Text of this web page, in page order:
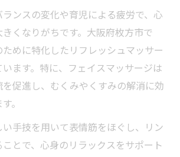
ンスの変化や育児による疲労で、心
くなりがちです。大阪府枚方市で
めに特化したリフレッシュマッサー
ます。特に、フェイスマッサージは
促進し、むくみやくすみの解消に効
。
手技を用いて表情筋をほぐし、リン
とで、心身のリラックスをサポート